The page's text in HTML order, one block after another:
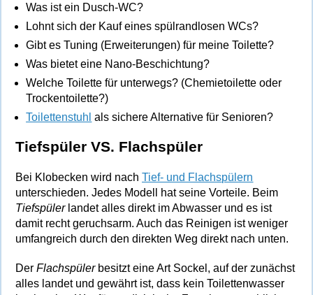
Was ist ein Dusch-WC?
Lohnt sich der Kauf eines spülrandlosen WCs?
Gibt es Tuning (Erweiterungen) für meine Toilette?
Was bietet eine Nano-Beschichtung?
Welche Toilette für unterwegs? (Chemietoilette oder
Trockentoilette?)
Toilettenstuhl als sichere Alternative für Senioren?
Tiefspüler VS. Flachspüler
Bei Klobecken wird nach Tief- und Flachspülern
unterschieden. Jedes Modell hat seine Vorteile. Beim
Tiefspülerlandet alles direkt im Abwasser und es ist
damit recht geruchsarm. Auch das Reinigen ist weniger
umfangreich durch den direkten Weg direkt nach unten.
DerFlachspülerbesitzt eine Art Sockel, auf der zunächst
alles landet und gewährt ist, dass kein Toilettenwasser